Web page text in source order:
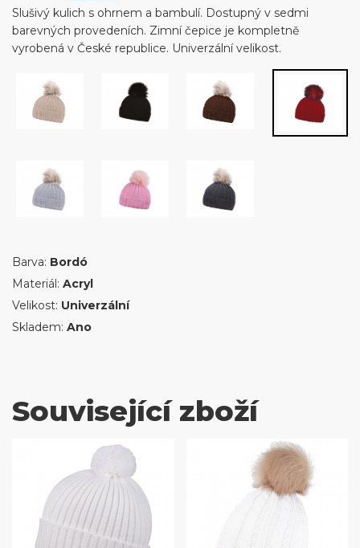
Slušivý kulich s ohrnem a bambulí. Dostupný v sedmi
barevných provedeních. Zimní čepice je kompletně
vyrobená v České republice. Univerzální velikost.
Barva: Bordó
Materiál: Acryl
Velikost: Univerzální
Skladem: Ano
Související zboží